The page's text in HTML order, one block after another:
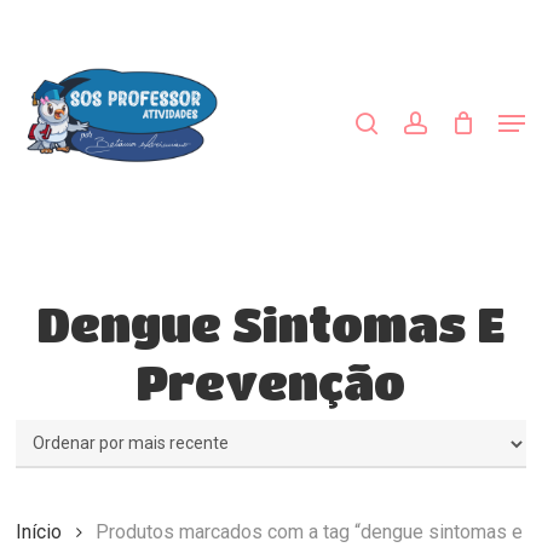
content
Dengue Sintomas E
Prevenção
Início Produtos marcados com a tag “dengue sintomas e